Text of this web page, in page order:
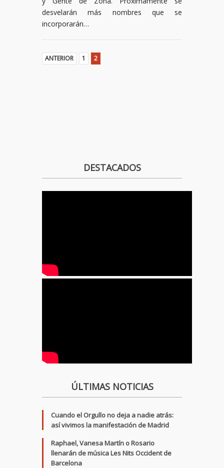
desvelarán más nombres que se
incorporarán…
ANTERIOR 1 2
DESTACADOS
ÚLTIMAS NOTICIAS
Cuando el Orgullo no deja a nadie atrás:
así vivimos la manifestación de Madrid
Raphael, Vanesa Martín o Rosario
llenarán de música Les Nits Occident de
Barcelona